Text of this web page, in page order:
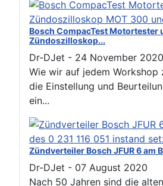
Bosch CompacTest Motortester
Zündoszilloskop...
Dr-DJet - 24 November 2020
Wie wir auf jedem Workshop
die Einstellung und
ein...
Zündverteiler Bosch JFUR 6 am
Dr-DJet - 07 August 2020
Nach 50 Jahren sind die